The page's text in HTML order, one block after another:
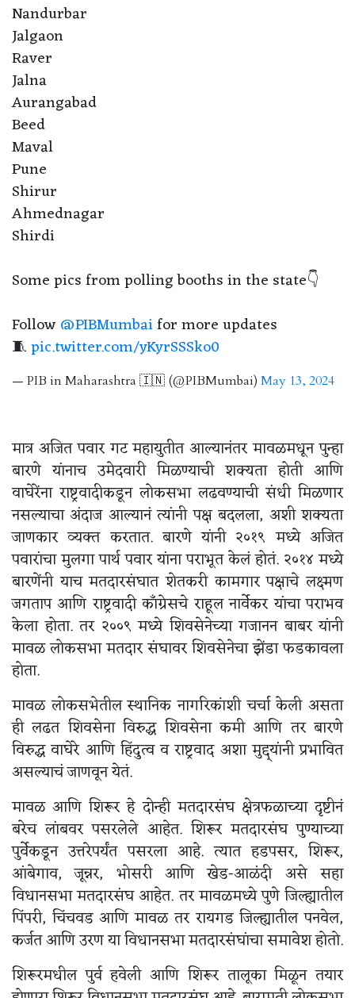
Nandurbar
Jalgaon
Raver
Jalna
Aurangabad
Beed
Maval
Pune
Shirur
Ahmednagar
Shirdi
Some pics from polling booths in the state👇
Follow@PIBMumbaifor more updates
🧵pic.twitter.com/yKyrSSSko0
— PIB in Maharashtra 🇮🇳 (@PIBMumbai) May 13, 2024
मात्र अजित पवार गट महायुतीत आल्यानंतर मावळमधून पुन्हा
बारणे यांनाच उमेदवारी मिळण्याची शक्यता होती आणि
वाघेरेंना राष्ट्रवादीकडून लोकसभा लढवण्याची संधी मिळणार
नसल्याचा अंदाज आल्यानं त्यांनी पक्ष बदलला, अशी शक्यता
जाणकार व्यक्त करतात. बारणे यांनी २०१९ मध्ये अजित
पवारांचा मुलगा पार्थ पवार यांना पराभूत केलं होतं. २०१४ मध्ये
बारणेंनी याच मतदारसंघात शेतकरी कामगार पक्षाचे लक्ष्मण
जगताप आणि राष्ट्रवादी काँग्रेसचे राहूल नार्वेकर यांचा पराभव
केला होता. तर २००९ मध्ये शिवसेनेच्या गजानन बाबर यांनी
मावळ लोकसभा मतदार संघावर शिवसेनेचा झेंडा फडकावला
होता.
मावळ लोकसभेतील स्थानिक नागरिकांशी चर्चा केली असता
ही लढत शिवसेना विरुद्ध शिवसेना कमी आणि तर बारणे
विरुद्ध वाघेरे आणि हिंदुत्व व राष्ट्रवाद अशा मुद्द्यांनी प्रभावित
असल्याचं जाणवून येतं.
मावळ आणि शिरूर हे दोन्ही मतदारसंघ क्षेत्रफळाच्या दृष्टीनं
बरेच लांबवर पसरलेले आहेत. शिरूर मतदारसंघ पुण्याच्या
पुर्वेकडून उत्तरेपर्यंत पसरला आहे. त्यात हडपसर, शिरूर,
आंबेगाव, जून्नर, भोसरी आणि खेड-आळंदी असे सहा
विधानसभा मतदारसंघ आहेत. तर मावळमध्ये पुणे जिल्ह्यातील
पिंपरी, चिंचवड आणि मावळ तर रायगड जिल्ह्यातील पनवेल,
कर्जत आणि उरण या विधानसभा मतदारसंघांचा समावेश होतो.
शिरूरमधील पुर्व हवेली आणि शिरूर तालूका मिळून तयार